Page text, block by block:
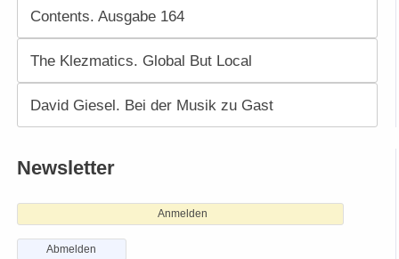
Contents. Ausgabe 164
The Klezmatics. Global But Local
David Giesel. Bei der Musik zu Gast
Newsletter
Anmelden
Abmelden